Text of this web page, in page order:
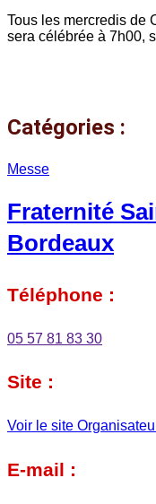
Tous les mercredis de
sera célébrée à 7h00,
Catégories :
Messe
Fraternité
Bordeaux
Téléphone :
05 57 81 83 30
Site :
Voir le site
E-mail :